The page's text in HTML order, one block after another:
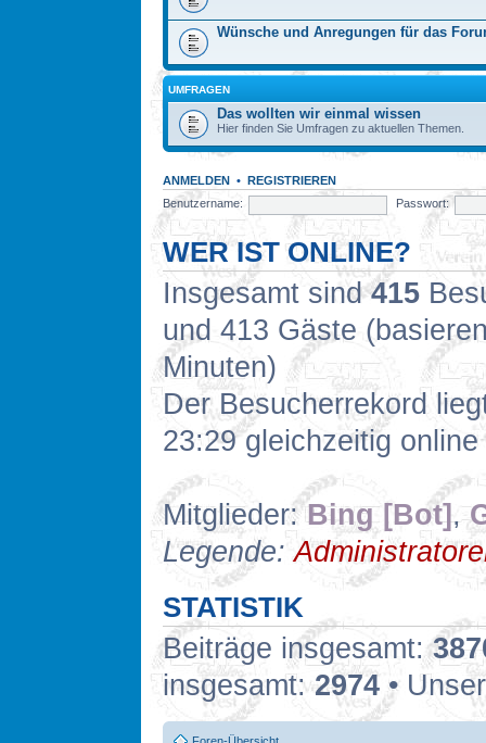
Wünsche und Anregungen für das
UMFRAGEN
Das wollten wir einmal wissen
Hier finden Sie Umfragen zu aktuellen Themen.
ANMELDEN • REGISTRIEREN
Benutzername:
Passwort:
WER IST ONLINE?
Insgesamt sind415
und 413 Gäste
Minuten)
Der Besucherrekord
23:29 gleichzeitig
Mitglieder:Bing [Bot],
Legende:
STATISTIK
Beiträge insgesamt:
insgesamt:2974 •